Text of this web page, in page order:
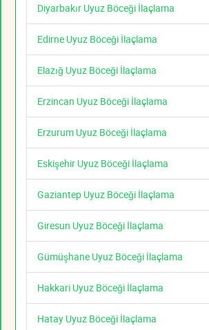
Diyarbakır Uyuz Böceği İlaçlama
Edirne Uyuz Böceği İlaçlama
Elazığ Uyuz Böceği İlaçlama
Erzincan Uyuz Böceği İlaçlama
Erzurum Uyuz Böceği İlaçlama
Eskişehir Uyuz Böceği İlaçlama
Gaziantep Uyuz Böceği İlaçlama
Giresun Uyuz Böceği İlaçlama
Gümüşhane Uyuz Böceği İlaçlama
Hakkari Uyuz Böceği İlaçlama
Hatay Uyuz Böceği İlaçlama